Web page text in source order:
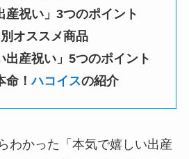
産祝い」3つのポイント
オススメ商品
出産祝い」5つのポイント
命！ハコイスの紹介
わかった「本気で嬉しい出産